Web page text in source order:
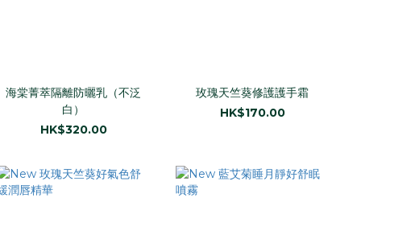
海棠菁萃隔離防曬乳（不泛
白）
HK$320.00
玫瑰天竺葵修護護手霜
HK$170.00